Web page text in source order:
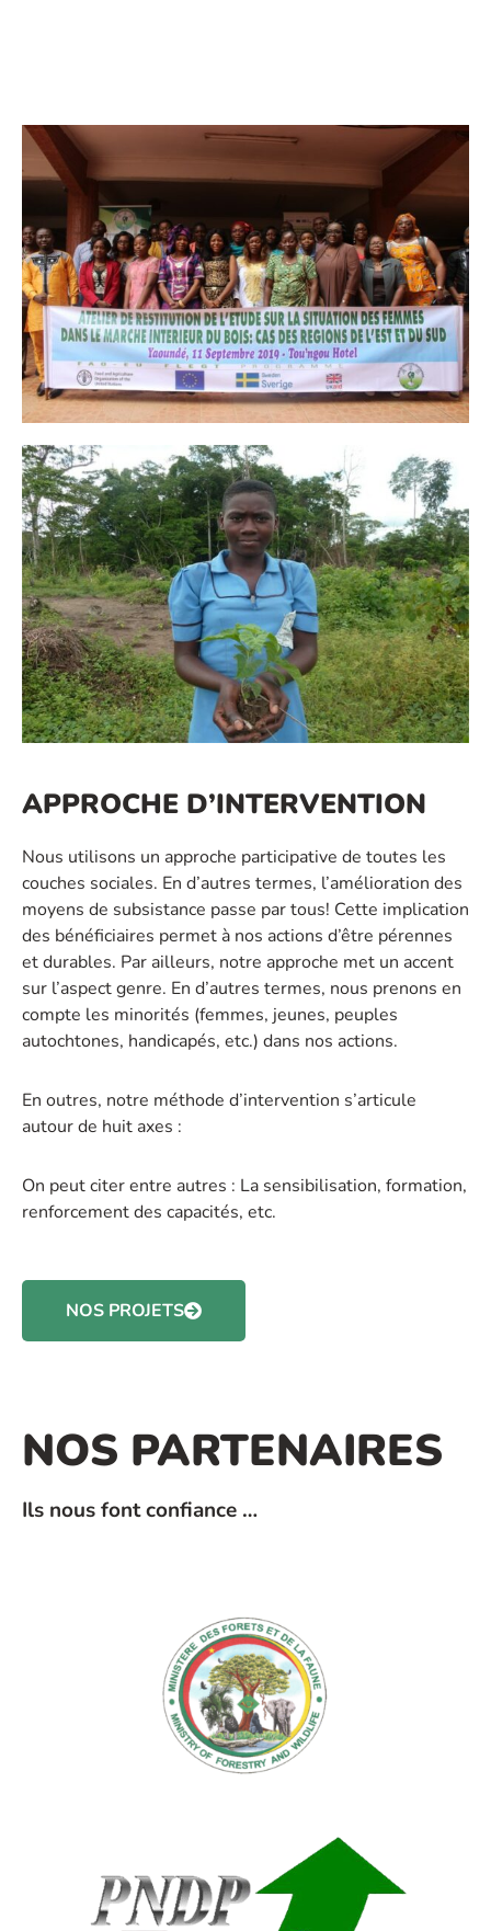
APPROCHE D’INTERVENTION
Nous utilisons un approche participative de toutes les
couches sociales. En d’autres termes, l’amélioration des
moyens de subsistance passe par tous! Cette implication
des bénéficiaires permet à nos actions d’être pérennes
et durables. Par ailleurs, notre approche met un accent
sur l’aspect genre. En d’autres termes, nous prenons en
compte les minorités (femmes, jeunes, peuples
autochtones, handicapés, etc.) dans nos actions.
En outres, notre méthode d’intervention s’articule
autour de huit axes :
On peut citer entre autres : La sensibilisation, formation,
renforcement des capacités, etc.
NOS PROJETS
NOS PARTENAIRES
Ils nous font confiance …